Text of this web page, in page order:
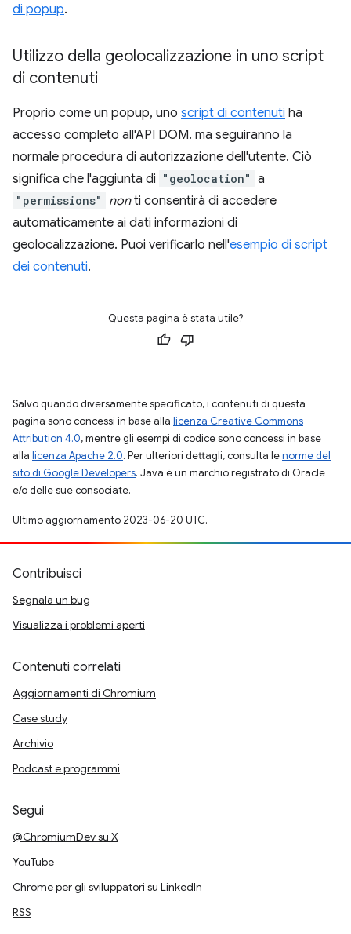
di popup.
Utilizzo della geolocalizzazione in uno script
di contenuti
Proprio come un popup, uno script di contenuti ha
accesso completo all'API DOM. ma seguiranno la
normale procedura di autorizzazione dell'utente. Ciò
significa che l'aggiunta di "geolocation" a
"permissions" nonti consentirà di accedere
automaticamente ai dati informazioni di
geolocalizzazione. Puoi verificarlo nell'esempio di script
dei contenuti.
Questa pagina è stata utile?
Salvo quando diversamente specificato, i contenuti di questa
pagina sono concessi in base alla licenza Creative Commons
Attribution 4.0, mentre gli esempi di codice sono concessi in base
alla licenza Apache 2.0. Per ulteriori dettagli, consulta lenorme del
sito di Google Developers. Java è un marchio registrato di Oracle
e/o delle sue consociate.
Ultimo aggiornamento 2023-06-20 UTC.
Contribuisci
Segnala un bug
Visualizza i problemi aperti
Contenuti correlati
Aggiornamenti di Chromium
Case study
Archivio
Podcast e programmi
Segui
@ChromiumDev su X
YouTube
Chrome per gli sviluppatori su LinkedIn
RSS